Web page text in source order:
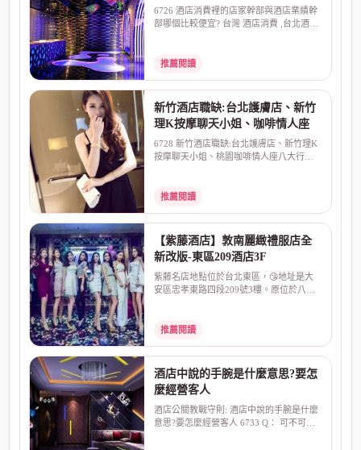
6726 酒店消費裡的店家幹部與酒店業績幹
部哪個比較便宜? 台灣 酒店消費 ,台北酒店
推薦閱讀
新竹酒店職缺:台北護膚店、新竹
理K按摩聊天小姐、咖啡情人座
6728 新竹酒店職缺:台北護膚店、新竹理K
按摩聊天小姐、桃園咖啡情人座八大行
推薦閱讀
【紫藤酒店】敦南麗緻禮服店全
新改版-東區209酒店3F
紫藤名店地點位於台北東區，😘地址是大
安區忠孝東路四段209號3樓。原位於八德
推薦閱讀
酒店中說的手腕是什麼意思?要怎
麼經營客人
酒店公關教戰守則: 酒店中說的手腕是什麼
意思?要怎麼經營客人 6733 Q： 可不可以.